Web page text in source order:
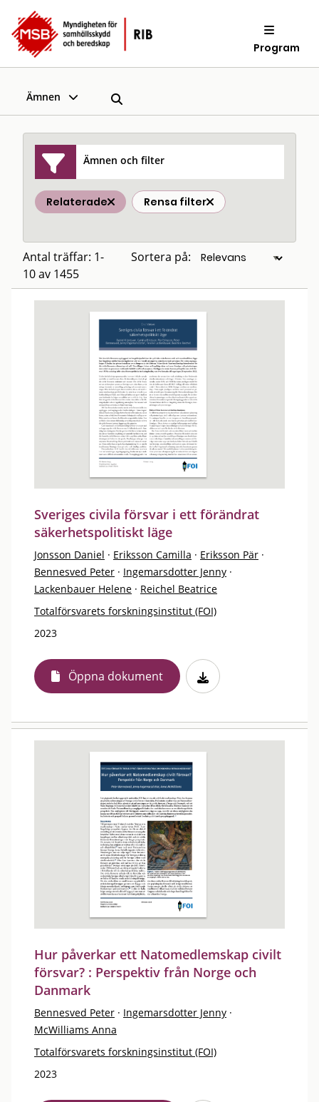
Program
Ämnen
Ämnen och filter
Relaterade Rensa filter
Antal träffar: 1-
10 av 1455
Sortera på:
Sveriges civila försvar i ett förändrat
säkerhetspolitiskt läge
Jonsson Daniel · Eriksson Camilla · Eriksson Pär ·
Bennesved Peter · Ingemarsdotter Jenny ·
Lackenbauer Helene · Reichel Beatrice
Totalförsvarets forskningsinstitut (FOI)
2023
Öppna dokument
Hur påverkar ett Natomedlemskap civilt
försvar? : Perspektiv från Norge och
Danmark
Bennesved Peter · Ingemarsdotter Jenny ·
McWilliams Anna
Totalförsvarets forskningsinstitut (FOI)
2023